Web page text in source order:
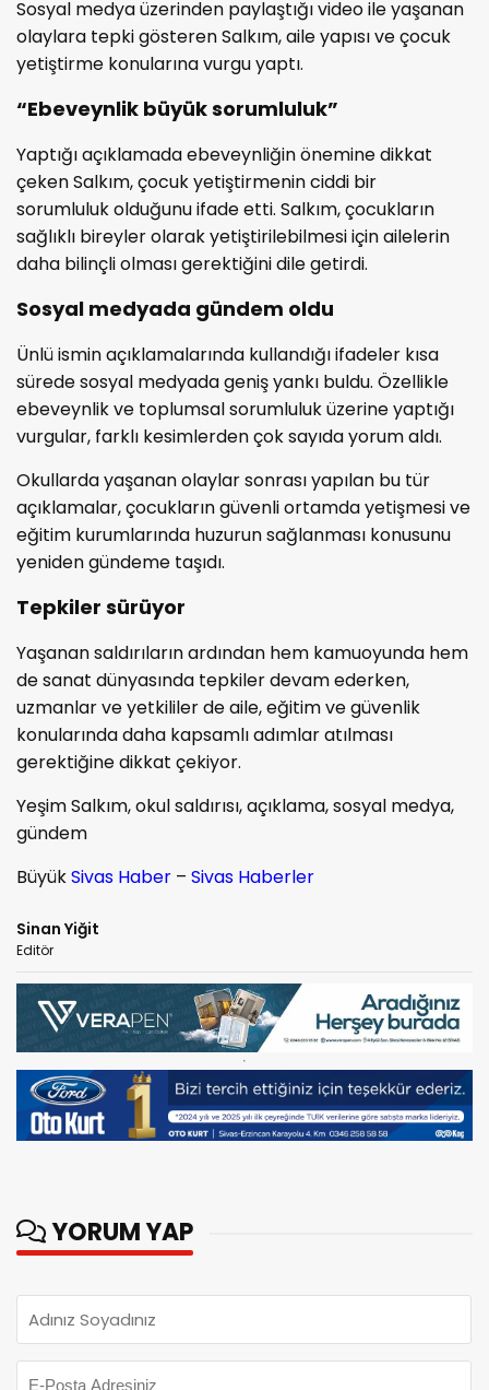
Sosyal medya üzerinden paylaştığı video ile yaşanan
olaylara tepki gösteren Salkım, aile yapısı ve çocuk
yetiştirme konularına vurgu yaptı.
“Ebeveynlik büyük sorumluluk”
Yaptığı açıklamada ebeveynliğin önemine dikkat
çeken Salkım, çocuk yetiştirmenin ciddi bir
sorumluluk olduğunu ifade etti. Salkım, çocukların
sağlıklı bireyler olarak yetiştirilebilmesi için ailelerin
daha bilinçli olması gerektiğini dile getirdi.
Sosyal medyada gündem oldu
Ünlü ismin açıklamalarında kullandığı ifadeler kısa
sürede sosyal medyada geniş yankı buldu. Özellikle
ebeveynlik ve toplumsal sorumluluk üzerine yaptığı
vurgular, farklı kesimlerden çok sayıda yorum aldı.
Okullarda yaşanan olaylar sonrası yapılan bu tür
açıklamalar, çocukların güvenli ortamda yetişmesi ve
eğitim kurumlarında huzurun sağlanması konusunu
yeniden gündeme taşıdı.
Tepkiler sürüyor
Yaşanan saldırıların ardından hem kamuoyunda hem
de sanat dünyasında tepkiler devam ederken,
uzmanlar ve yetkililer de aile, eğitim ve güvenlik
konularında daha kapsamlı adımlar atılması
gerektiğine dikkat çekiyor.
Yeşim Salkım, okul saldırısı, açıklama, sosyal medya,
gündem
BüyükSivas Haber – Sivas Haberler
Sinan Yiğit
Editör
YORUM YAP